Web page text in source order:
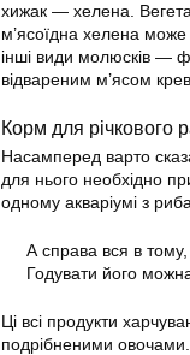
хижак — хелена.
м’ясоїдна хелена може
інші види молюсків —
відвареним м’ясом
Корм для річкового
Насамперед варто
для нього необхідно
одному акваріумі з
А справа вся в
Годувати його
Ці всі продукти
подрібненими овочами.